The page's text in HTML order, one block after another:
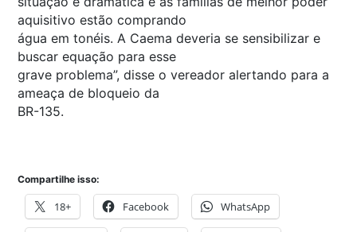
aquisitivo estão comprando
água em tonéis. A Caema deveria se sensibilizar e
buscar equação para esse
grave problema”, disse o vereador alertando para a
ameaça de bloqueio da
BR-135.
Compartilhe isso:
18+ Facebook WhatsApp